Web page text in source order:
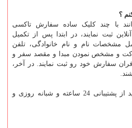
؟
با چند کلیک ساده سفارش تاکسی
ثبت نمایند، در ابتدا پس از تکمیل
مشخصات نام و نام خانوادگی، تلفن
و مشخص نمودن مبدا و مقصد سفر و
سفارش خود رو ثبت نمایند. در آخر،
به همین سادگی می توانید از پشتیبانی 24 ساعته و شبانه روزی و